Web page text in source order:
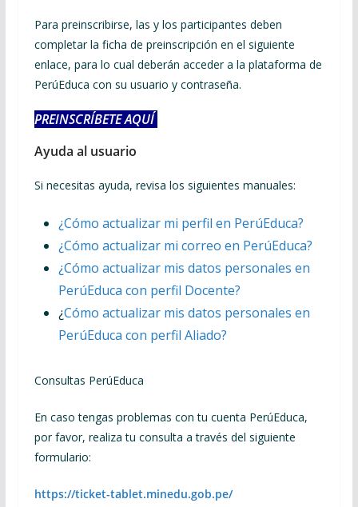
Para preinscribirse, las y los participantes deben
completar la ficha de preinscripción en el siguiente
enlace, para lo cual deberán acceder a la plataforma de
PerúEduca con su usuario y contraseña.
PREINSCRÍBETE AQUÍ
Ayuda al usuario
Si necesitas ayuda, revisa los siguientes manuales:
¿Cómo actualizar mi perfil en PerúEduca?
¿Cómo actualizar mi correo en PerúEduca?
¿Cómo actualizar mis datos personales en
PerúEduca con perfil Docente?
¿Cómo actualizar mis datos personales en
PerúEduca con perfil Aliado?
Consultas PerúEduca
En caso tengas problemas con tu cuenta PerúEduca,
por favor, realiza tu consulta a través del siguiente
formulario:
https://ticket-tablet.minedu.gob.pe/